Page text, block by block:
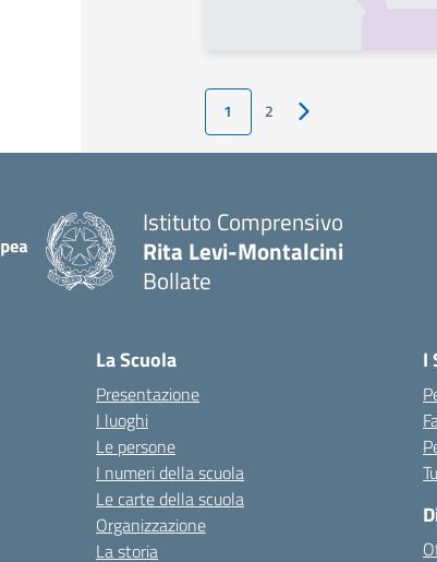
1 2 Pagina successiva
Istituto Comprensivo
Rita Levi-Montalcini
Bollate
La Scuola
Presentazione
I luoghi
Le persone
I numeri della scuola
Le carte della scuola
Organizzazione
La storia
I